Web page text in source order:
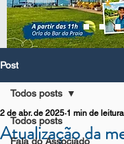
Post
Todos posts
Fala do Associado
Todos posts
Atualização da
2 de abr. de 2025 1 min de leitura